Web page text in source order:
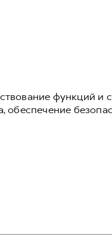
функций и
обеспечение